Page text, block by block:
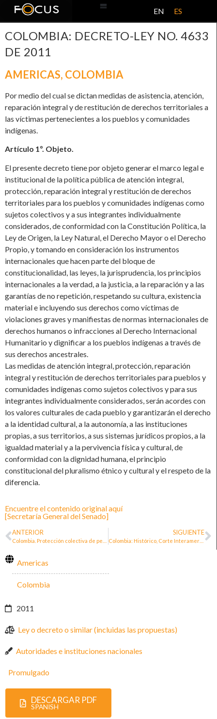
EN ES
COLOMBIA: DECRETO-LEY NO. 4633
DE 2011
AMERICAS, COLOMBIA
Por medio del cual se dictan medidas de asistencia, atención,
reparación integral y de restitución de derechos territoriales a
las víctimas pertenecientes a los pueblos y comunidades
indígenas.
Artículo 1º. Objeto.
El presente decreto tiene por objeto generar el marco legal e
institucional de la política pública de atención integral,
protección, reparación integral y restitución de derechos
territoriales para los pueblos y comunidades indígenas como
sujetos colectivos y a sus integrantes individualmente
considerados, de conformidad con la Constitución Política, la
Ley de Origen, la Ley Natural, el Derecho Mayor o el Derecho
Propio, y tomando en consideración los instrumentos
internacionales que hacen parte del bloque de
constitucionalidad, las leyes, la jurisprudencia, los principios
internacionales a la verdad, a la justicia, a la reparación y a las
garantías de no repetición, respetando su cultura, existencia
material e incluyendo sus derechos como víctimas de
violaciones graves y manifiestas de normas internacionales de
derechos humanos o infracciones al Derecho Internacional
Humanitario y dignificar a los pueblos indígenas a través de
sus derechos ancestrales.
Las medidas de atención integral, protección, reparación
integral y restitución de derechos territoriales para pueblos y
comunidades indígenas como sujetos colectivos y para sus
integrantes individualmente considerados, serán acordes con
los valores culturales de cada pueblo y garantizarán el derecho
a la identidad cultural, a la autonomía, a las instituciones
propias, a sus territorios, a sus sistemas jurídicos propios, a la
igualdad material y a la pervivencia física y cultural, de
conformidad con la dignidad humana, el principio
constitucional del pluralismo étnico y cultural y el respeto de la
diferencia.
Encuentre el contenido original aquí
[Secretaría General del Senado]
ANTERIOR SIGUIENTE
Americas
Colombia
2011
Ley o decreto o similar (incluidas las propuestas)
Autoridades e instituciones nacionales
Promulgado
DESCARGAR PDF
SPANISH